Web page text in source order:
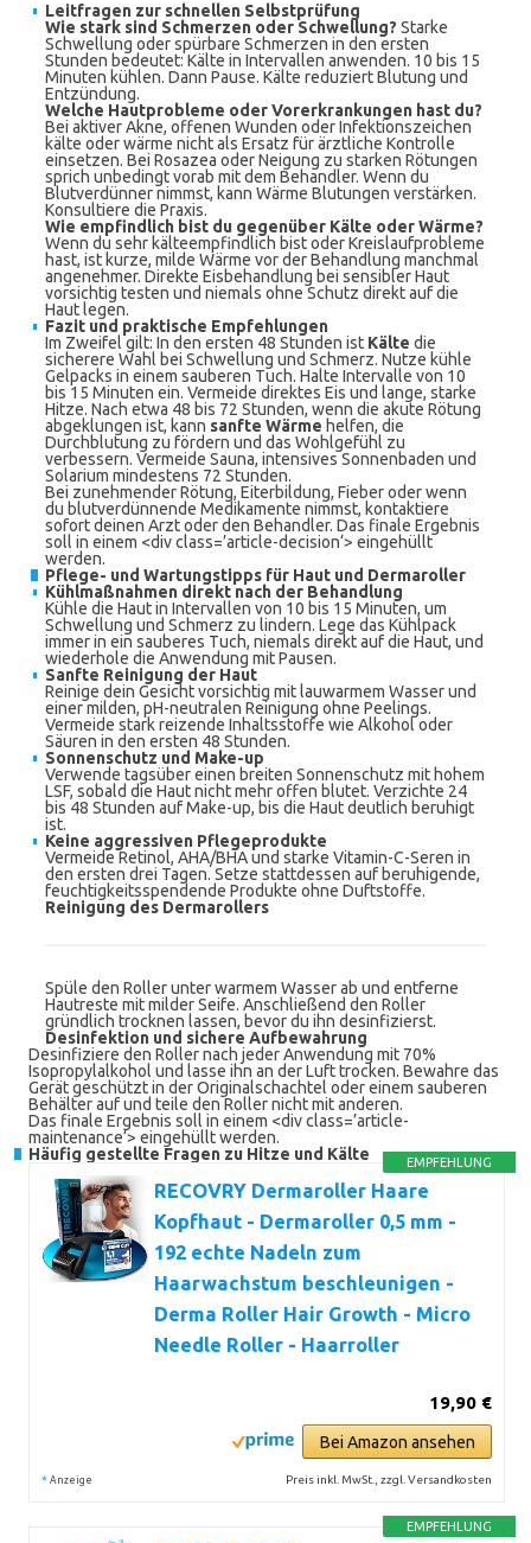
Leitfragen zur schnellen Selbstprüfung
Wie stark sind Schmerzen oder Schwellung? Starke
Schwellung oder spürbare Schmerzen in den ersten
Stunden bedeutet: Kälte in Intervallen anwenden. 10 bis 15
Minuten kühlen. Dann Pause. Kälte reduziert Blutung und
Entzündung.
Welche Hautprobleme oder Vorerkrankungen hast du?
Bei aktiver Akne, offenen Wunden oder Infektionszeichen
kälte oder wärme nicht als Ersatz für ärztliche Kontrolle
einsetzen. Bei Rosazea oder Neigung zu starken Rötungen
sprich unbedingt vorab mit dem Behandler. Wenn du
Blutverdünner nimmst, kann Wärme Blutungen verstärken.
Konsultiere die Praxis.
Wie empfindlich bist du gegenüber Kälte oder Wärme?
Wenn du sehr kälteempfindlich bist oder Kreislaufprobleme
hast, ist kurze, milde Wärme vor der Behandlung manchmal
angenehmer. Direkte Eisbehandlung bei sensibler Haut
vorsichtig testen und niemals ohne Schutz direkt auf die
Haut legen.
Fazit und praktische Empfehlungen
Im Zweifel gilt: In den ersten 48 Stunden ist Kälte die
sicherere Wahl bei Schwellung und Schmerz. Nutze kühle
Gelpacks in einem sauberen Tuch. Halte Intervalle von 10
bis 15 Minuten ein. Vermeide direktes Eis und lange, starke
Hitze. Nach etwa 48 bis 72 Stunden, wenn die akute Rötung
abgeklungen ist, kann sanfte Wärme helfen, die
Durchblutung zu fördern und das Wohlgefühl zu
verbessern. Vermeide Sauna, intensives Sonnenbaden und
Solarium mindestens 72 Stunden.
Bei zunehmender Rötung, Eiterbildung, Fieber oder wenn
du blutverdünnende Medikamente nimmst, kontaktiere
sofort deinen Arzt oder den Behandler. Das finale Ergebnis
soll in einem <div class=’article-decision‘> eingehüllt
werden.
Pflege- und Wartungstipps für Haut und Dermaroller
Kühlmaßnahmen direkt nach der Behandlung
Kühle die Haut in Intervallen von 10 bis 15 Minuten, um
Schwellung und Schmerz zu lindern. Lege das Kühlpack
immer in ein sauberes Tuch, niemals direkt auf die Haut, und
wiederhole die Anwendung mit Pausen.
Sanfte Reinigung der Haut
Reinige dein Gesicht vorsichtig mit lauwarmem Wasser und
einer milden, pH-neutralen Reinigung ohne Peelings.
Vermeide stark reizende Inhaltsstoffe wie Alkohol oder
Säuren in den ersten 48 Stunden.
Sonnenschutz und Make-up
Verwende tagsüber einen breiten Sonnenschutz mit hohem
LSF, sobald die Haut nicht mehr offen blutet. Verzichte 24
bis 48 Stunden auf Make-up, bis die Haut deutlich beruhigt
ist.
Keine aggressiven Pflegeprodukte
Vermeide Retinol, AHA/BHA und starke Vitamin-C-Seren in
den ersten drei Tagen. Setze stattdessen auf beruhigende,
feuchtigkeitsspendende Produkte ohne Duftstoffe.
Reinigung des Dermarollers
Spüle den Roller unter warmem Wasser ab und entferne
Hautreste mit milder Seife. Anschließend den Roller
gründlich trocknen lassen, bevor du ihn desinfizierst.
Desinfektion und sichere Aufbewahrung
Desinfiziere den Roller nach jeder Anwendung mit 70%
Isopropylalkohol und lasse ihn an der Luft trocken. Bewahre das
Gerät geschützt in der Originalschachtel oder einem sauberen
Behälter auf und teile den Roller nicht mit anderen.
Das finale Ergebnis soll in einem <div class=’article-
maintenance‘> eingehüllt werden.
Häufig gestellte Fragen zu Hitze und Kälte
EMPFEHLUNG
RECOVRY Dermaroller Haare
Kopfhaut - Dermaroller 0,5 mm -
192 echte Nadeln zum
Haarwachstum beschleunigen -
Derma Roller Hair Growth - Micro
Needle Roller - Haarroller
19,90 €
Bei Amazon ansehen
* Anzeige Preis inkl. MwSt., zzgl. Versandkosten
EMPFEHLUNG